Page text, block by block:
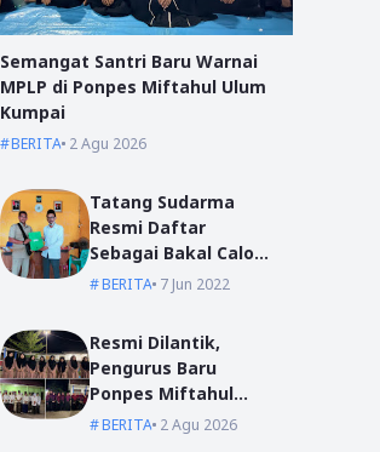
Semangat Santri Baru Warnai
MPLP di Ponpes Miftahul Ulum
Kumpai
BERITA 2 Agu 2026
Tatang Sudarma
Resmi Daftar
Sebagai Bakal Calon
Kepala Desa Mas
BERITA 7 Jun 2022
Resmi Dilantik,
Pengurus Baru
Ponpes Miftahul
Ulum Siap Emban
BERITA 2 Agu 2026